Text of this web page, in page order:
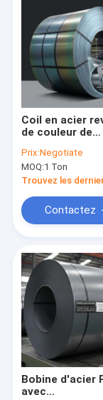
Coil en acier
de couleur de
508 mm avec
revêtement en
GSM Z30-Z275
couleurs RAL
Prix:Negotiate
MOQ:1 Ton
Trouvez les
Contactez
Bobine d'acier
avec